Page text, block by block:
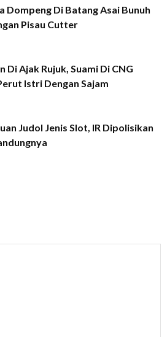
Dompeng Di Batang Asai Bunuh
Pisau Cutter
Di Ajak Rujuk, Suami Di CNG
Istri Dengan Sajam
Judol Jenis Slot, IR Dipolisikan